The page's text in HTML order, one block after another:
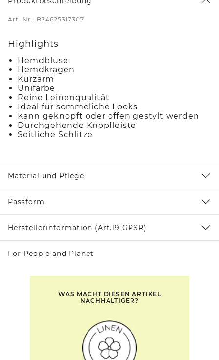
Art. Nr.: B34625317307
Highlights
Hemdbluse
Hemdkragen
Kurzarm
Unifarbe
Reine Leinenqualität
Ideal für sommeliche Looks
Kann geknöpft oder offen gestylt werden
Durchgehende Knopfleiste
Seitliche Schlitze
Material und Pflege
Passform
Herstellerinformation (Art.19 GPSR)
For People and Planet
WAS MACHT DIESEN ARTIKEL
NACHHALTIGER?